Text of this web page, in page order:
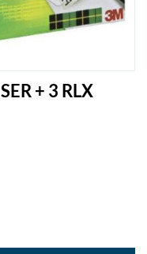
+ 3 RLX